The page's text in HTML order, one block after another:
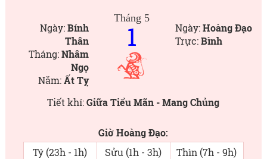
Ngày:Bính
Thân
Tháng:Nhâm
Ngọ
Năm:Ất Tỵ
Tháng 5
1 Ngày:Hoàng Đạo
Trực:Bình
Tiết khí:Giữa Tiểu Mãn - Mang Chủng
Giờ Hoàng Đạo:
Tý (23h - 1h)
Sửu (1h - 3h) Thìn (7h - 9h)